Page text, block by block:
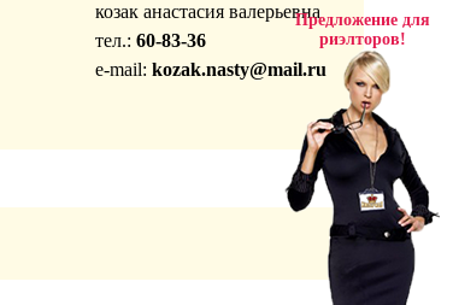
козак анастасия валерьевна
тел.: 60-83-36
e-mail: kozak.nasty@mail.ru
Предложение для
риэлторов!